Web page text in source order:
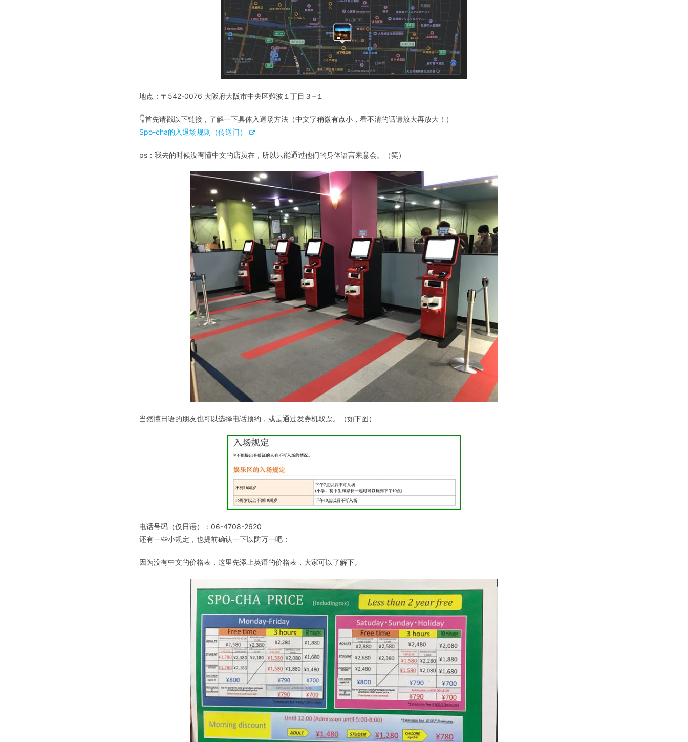
地点：〒542-0076 大阪府大阪市中央区難波１丁目３−１
👇首先请戳以下链接，了解一下具体入退场方法（中文字稍微有点小，看不清的话请放大再放大！）
Spo-cha的入退场规则（传送门）
ps：我去的时候没有懂中文的店员在，所以只能通过他们的身体语言来意会。（笑）
当然懂日语的朋友也可以选择电话预约，或是通过发券机取票。（如下图）
电话号码（仅日语）：06-4708-2620
还有一些小规定，也提前确认一下以防万一吧：
因为没有中文的价格表，这里先添上英语的价格表，大家可以了解下。